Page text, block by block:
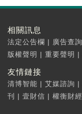
相關訊息
法定公告欄 | 廣告查詢
版權聲明 | 重要聲明 |
友情鏈接
清博智能 | 艾媒諮詢 |
刊
| 壹財信 | 權衡財經